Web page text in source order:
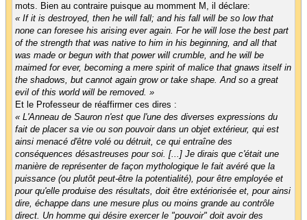
mots. Bien au contraire puisque au momment M, il déclare:
« If it is destroyed, then he will fall; and his fall will be so low that
none can foresee his arising ever again. For he will lose the best part
of the strength that was native to him in his beginning, and all that
was made or begun with that power will crumble, and he will be
maimed for ever, becoming a mere spirit of malice that gnaws itself in
the shadows, but cannot again grow or take shape. And so a great
evil of this world will be removed. »
Et le Professeur de réaffirmer ces dires :
« L'Anneau de Sauron n'est que l'une des diverses expressions du
fait de placer sa vie ou son pouvoir dans un objet extérieur, qui est
ainsi menacé d'être volé ou détruit, ce qui entraîne des
conséquences désastreuses pour soi. [...] Je dirais que c'était une
manière de représenter de façon mythologique le fait avéré que la
puissance (ou plutôt peut-être la potentialité), pour être employée et
pour qu'elle produise des résultats, doit être extériorisée et, pour ainsi
dire, échappe dans une mesure plus ou moins grande au contrôle
direct. Un homme qui désire exercer le "pouvoir" doit avoir des